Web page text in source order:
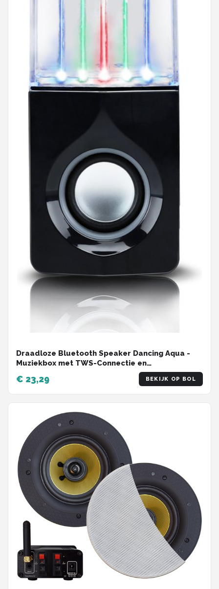
Draadloze Bluetooth Speaker Dancing Aqua -
Muziekbox met TWS-Connectie en
Waterfonteinen - Partybox met Lichtshow -
Compact en Krachtig - Zwart
€ 23,29 BEKIJK OP BOL